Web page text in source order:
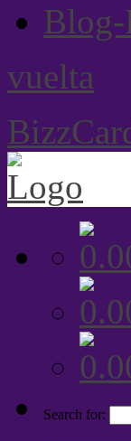
Blog-
vuelta
Search for: